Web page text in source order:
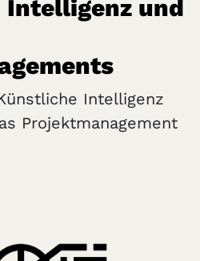
und
Intelligenz
Projektmanagement